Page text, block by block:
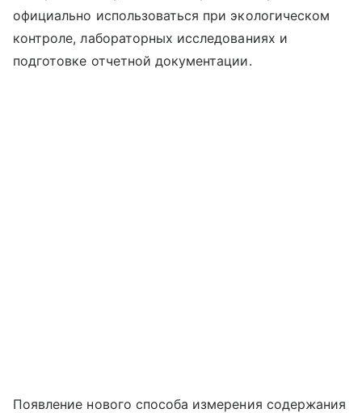
официально использоваться при экологическом
контроле, лабораторных исследованиях и
подготовке отчетной документации.
Появление нового способа измерения содержания